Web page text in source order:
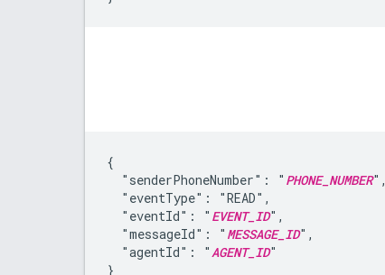
{
  "senderPhoneNumber": "
PHONE_NUMBER",
  "eventType": "READ",
  "eventId": "
EVENT_ID",
  "messageId": "
MESSAGE_ID",
  "agentId": "
AGENT_ID"
}